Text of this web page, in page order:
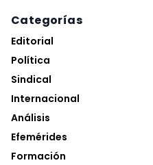
Categorías
Editorial
Política
Sindical
Internacional
Análisis
Efemérides
Formación